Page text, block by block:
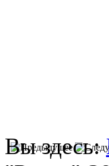
Вы здесь: